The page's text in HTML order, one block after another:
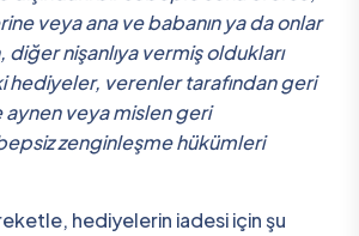
veya ana ve babanın ya da onlar
diğer nişanlıya vermiş oldukları
hediyeler, verenler tarafından geri
veya mislen geri
zenginleşme hükümleri
hediyelerin iadesi için şu